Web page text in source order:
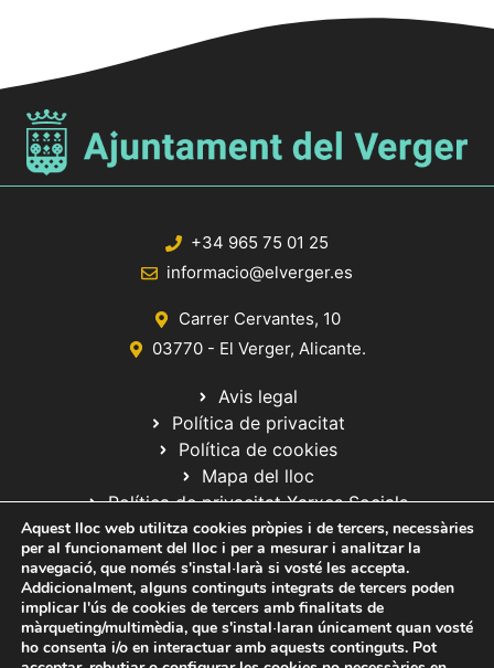
+34 965 75 01 25
informacio@elverger.es
Carrer Cervantes, 10
03770 - El Verger, Alicante.
Avis legal
Política de privacitat
Política de cookies
Mapa del lloc
Política de privacitat Xarxes Socials
© 2020 Web desarrollada por el Servicio de Informática de Diputación
Aquest lloc web utilitza cookies pròpies i de tercers, necessàries
per al funcionament del lloc i per a mesurar i analitzar la
navegació, que només s'instal·larà si vosté les accepta.
Addicionalment, alguns continguts integrats de tercers poden
implicar l'ús de cookies de tercers amb finalitats de
màrqueting/multimèdia, que s'instal·laran únicament quan vosté
ho consenta i/o en interactuar amb aquests continguts. Pot